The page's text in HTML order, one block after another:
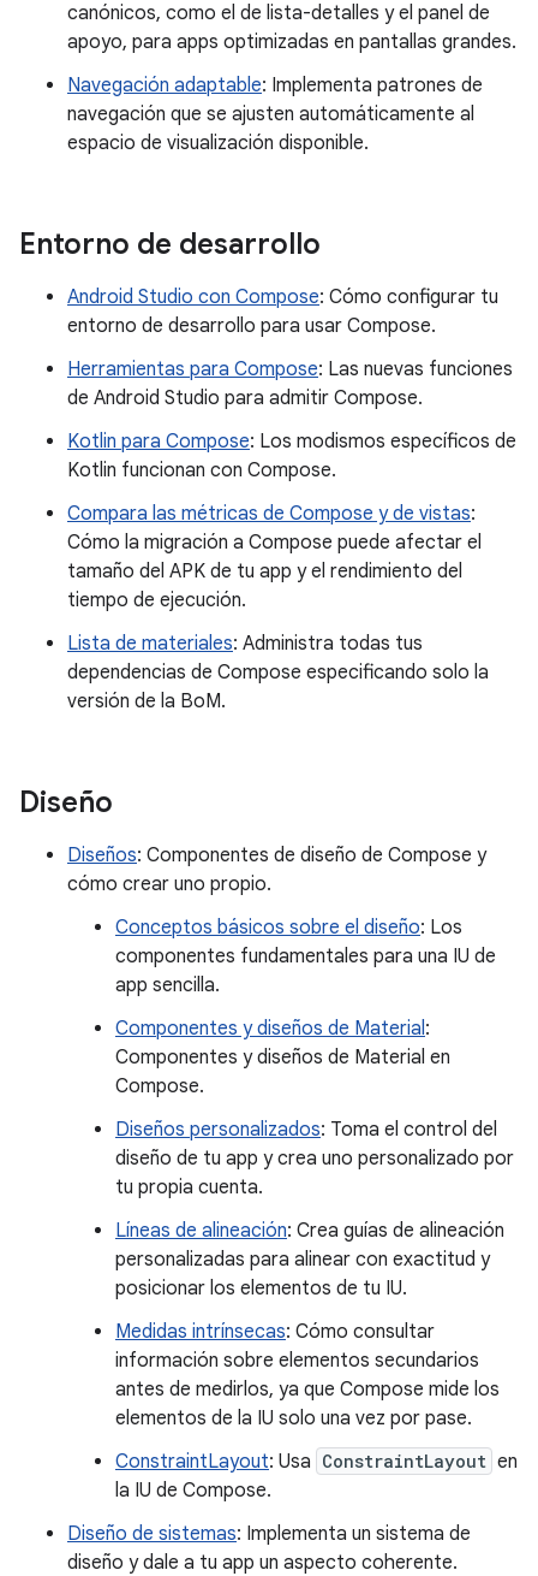
canónicos, como el de lista-detalles y el panel de
apoyo, para apps optimizadas en pantallas grandes.
Navegación adaptable: Implementa patrones de
navegación que se ajusten automáticamente al
espacio de visualización disponible.
Entorno de desarrollo
Android Studio con Compose: Cómo configurar tu
entorno de desarrollo para usar Compose.
Herramientas para Compose: Las nuevas funciones
de Android Studio para admitir Compose.
Kotlin para Compose: Los modismos específicos de
Kotlin funcionan con Compose.
Compara las métricas de Compose y de vistas:
Cómo la migración a Compose puede afectar el
tamaño del APK de tu app y el rendimiento del
tiempo de ejecución.
Lista de materiales: Administra todas tus
dependencias de Compose especificando solo la
versión de la BoM.
Diseño
Diseños: Componentes de diseño de Compose y
cómo crear uno propio.
Conceptos básicos sobre el diseño: Los
componentes fundamentales para una IU de
app sencilla.
Componentes y diseños de Material:
Componentes y diseños de Material en
Compose.
Diseños personalizados: Toma el control del
diseño de tu app y crea uno personalizado por
tu propia cuenta.
Líneas de alineación: Crea guías de alineación
personalizadas para alinear con exactitud y
posicionar los elementos de tu IU.
Medidas intrínsecas: Cómo consultar
información sobre elementos secundarios
antes de medirlos, ya que Compose mide los
elementos de la IU solo una vez por pase.
ConstraintLayout: Usa ConstraintLayout en
la IU de Compose.
Diseño de sistemas: Implementa un sistema de
diseño y dale a tu app un aspecto coherente.